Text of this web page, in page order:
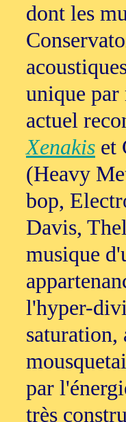
dont les
unique
actuel
Xenakis et
(Heavy
bop,
Davis,
musique
l'hyper-
saturation,
par
très